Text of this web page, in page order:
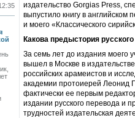
издательство Gorgias Press,
выпустило книгу в английском
и моего «Классического
Какова предыстория
За семь лет до издания моего
вышел в Москве в
российских арамеистов и
академии протоиерей Леонид
фактически ее первым
издании русского перевода и
трудностей издательская